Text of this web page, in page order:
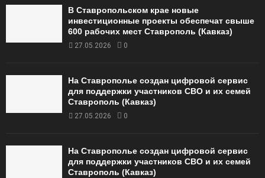
В Ставропольском крае новые
инвестиционные проекты обеспечат свыше
600 рабочих мест Ставрополь (Кавказ)
27.05.2026 0
На Ставрополье создан цифровой сервис
для поддержки участников СВО и их семей
Ставрополь (Кавказ)
27.05.2026 0
На Ставрополье создан цифровой сервис
для поддержки участников СВО и их семей
Ставрополь (Кавказ)